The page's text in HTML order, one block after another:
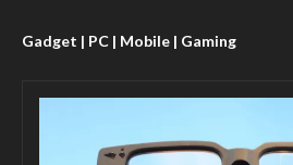
Gadget | PC | Mobile | Gaming